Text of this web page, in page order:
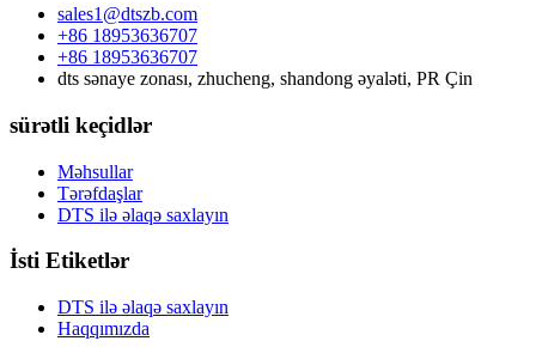
sales1@dtszb.com
+86 18953636707
+86 18953636707
dts sənaye zonası, zhucheng, shandong əyaləti, PR Çin
sürətli keçidlər
Məhsullar
Tərəfdaşlar
DTS ilə əlaqə saxlayın
İsti Etiketlər
DTS ilə əlaqə saxlayın
Haqqımızda